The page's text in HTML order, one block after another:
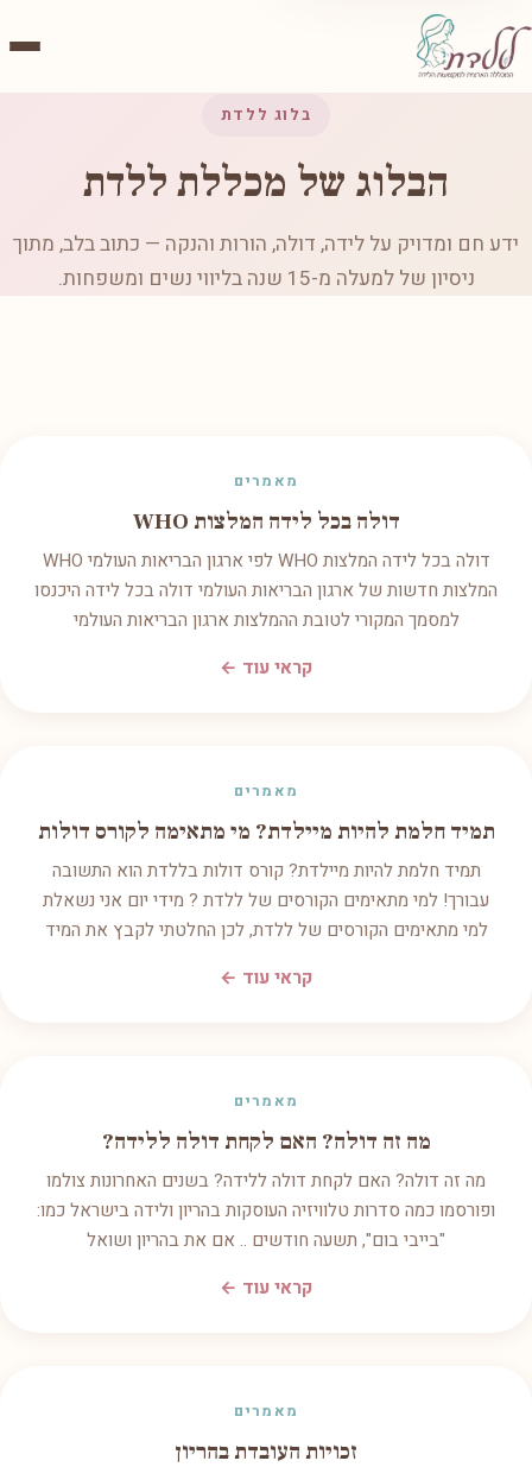
בלוג ללדת
הבלוג של מכללת ללדת
ידע חם ומדויק על לידה, דולה, הורות והנקה — כתוב בלב, מתוך
ניסיון של למעלה מ-15 שנה בליווי נשים ומשפחות.
מאמרים
דולה בכל לידה המלצות WHO
דולה בכל לידה המלצות WHO לפי ארגון הבריאות העולמי WHO
המלצות חדשות של ארגון הבריאות העולמי דולה בכל לידה היכנסו
למסמך המקורי לטובת ההמלצות ארגון הבריאות העולמי
קראי עוד ←
מאמרים
תמיד חלמת להיות מיילדת? מי מתאימה לקורס דולות
תמיד חלמת להיות מיילדת? קורס דולות בללדת הוא התשובה
עבורך! למי מתאימים הקורסים של ללדת ? מידי יום אני נשאלת
למי מתאימים הקורסים של ללדת, לכן החלטתי לקבץ את המיד
קראי עוד ←
מאמרים
מה זה דולה? האם לקחת דולה ללידה?
מה זה דולה? האם לקחת דולה ללידה? בשנים האחרונות צולמו
ופורסמו כמה סדרות טלוויזיה העוסקות בהריון ולידה בישראל כמו:
"בייבי בום", תשעה חודשים .. אם את בהריון ושואל
קראי עוד ←
מאמרים
זכויות העובדת בהריון